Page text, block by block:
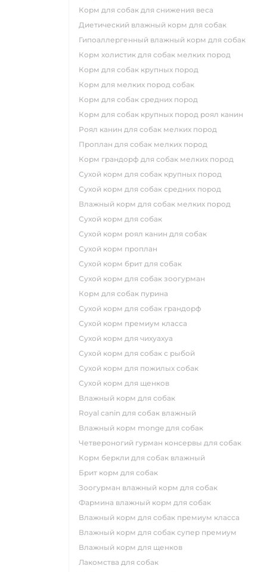
корм для собак для снижения веса
диетический влажный корм для собак
гипоаллергенный влажный корм для собак
корм холистик для собак мелких пород
корм для собак крупных пород
корм для мелких пород собак
корм для собак средних пород
корм для собак крупных пород роял канин
роял канин для собак мелких пород
проплан для собак мелких пород
корм грандорф для собак мелких пород
сухой корм для собак крупных пород
сухой корм для собак средних пород
влажный корм для собак мелких пород
сухой корм для собак
сухой корм роял канин для собак
сухой корм проплан
сухой корм брит для собак
сухой корм для собак зоогурман
корм для собак пурина
сухой корм для собак грандорф
сухой корм премиум класса
сухой корм для чихуахуа
сухой корм для собак с рыбой
сухой корм для пожилых собак
сухой корм для щенков
влажный корм для собак
royal canin для собак влажный
влажный корм monge для собак
четвероногий гурман консервы для собак
корм беркли для собак влажный
брит корм для собак
зоогурман влажный корм для собак
фармина влажный корм для собак
влажный корм для собак премиум класса
влажный корм для собак супер премиум
влажный корм для щенков
лакомства для собак